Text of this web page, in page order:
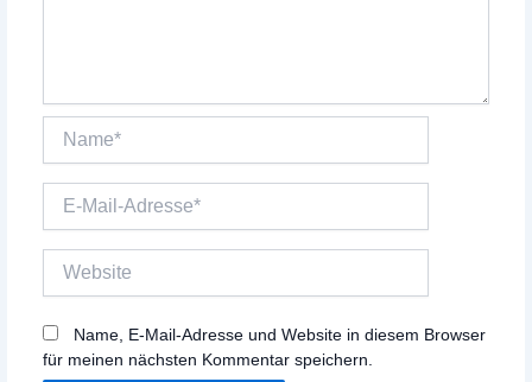
Name*
Mail-
Name, E-Mail-Adresse und Website in diesem Browser
für meinen nächsten Kommentar speichern.